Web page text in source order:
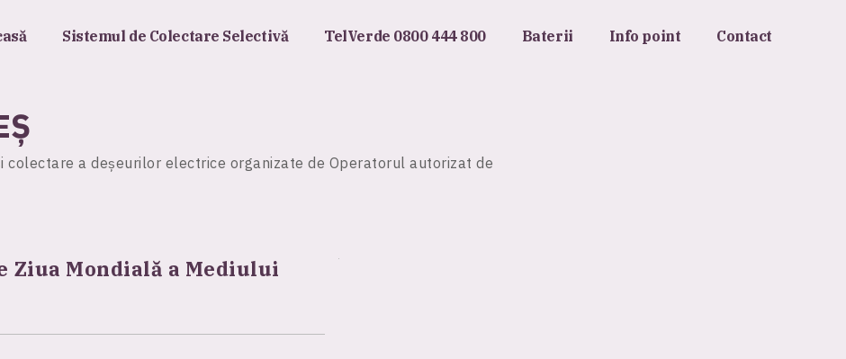
Sistemul de Colectare Selectivă TelVerde 0800 444 800 Baterii Info point Contact
a deșeurilor electrice organizate de Operatorul autorizat de
Ziua Mondială a Mediului